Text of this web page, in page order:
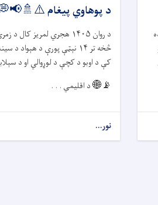
د پوهاوي پیغام
د روان ۱۴۰۵ هجري لمریز کال د
څخه تر ۱۴ نېټې پورې د هېواد د
کې د اوبو د کچې د لوړوالي او د
📡🌐د اقلیمي . . .
نور...